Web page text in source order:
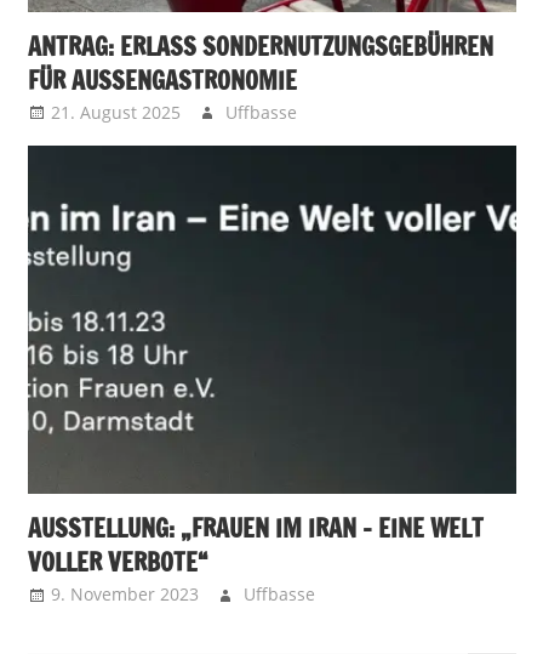
ANTRAG: ERLASS SONDERNUTZUNGSGEBÜHREN
FÜR AUSSENGASTRONOMIE
21. August 2025 Uffbasse
AUSSTELLUNG: „FRAUEN IM IRAN – EINE WELT
VOLLER VERBOTE“
9. November 2023 Uffbasse